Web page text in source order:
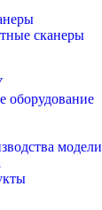
сканеры
оборудование
модели